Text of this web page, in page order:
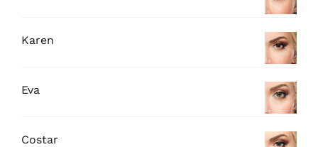
Karen
Eva
Costar